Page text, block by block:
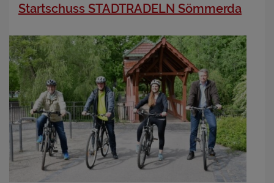
Startschuss STADTRADELN Sömmerda